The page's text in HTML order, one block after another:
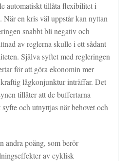
automatiskt tillåta flexibilitet i
När en kris väl uppstår kan nyttan
snabbt bli negativ och
av reglerna skulle i ett sådant
Själva syftet med regleringen
för att göra ekonomin mer
lågkonjunktur inträffar. Det
tillåter att de buffertarna
och utnyttjas när behovet och
andra poäng, som berör
av cyklisk